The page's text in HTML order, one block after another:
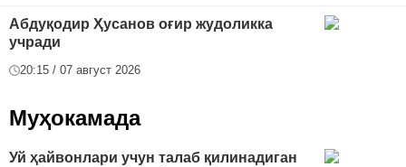
Абдуқодир Ҳусанов оғир жудоликка
учради
20:15 / 07 август 2026
Муҳокамада
Уй ҳайвонлари учун талаб қилинадиган